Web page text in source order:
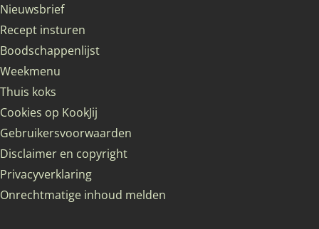
Nieuwsbrief
Recept insturen
Boodschappenlijst
Weekmenu
Thuis koks
Cookies op KookJij
Gebruikersvoorwaarden
Disclaimer en copyright
Privacyverklaring
Onrechtmatige inhoud melden